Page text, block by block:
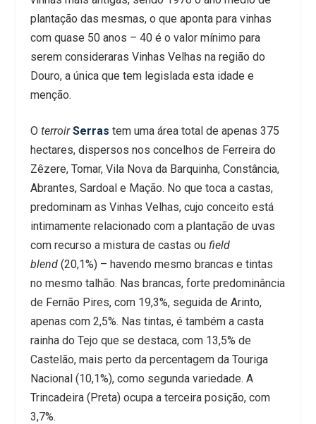
plantação das mesmas, o que aponta para vinhas
com quase 50 anos – 40 é o valor mínimo para
serem consideraras Vinhas Velhas na região do
Douro, a única que tem legislada esta idade e
menção.
O terroirSerras tem uma área total de apenas 375
hectares, dispersos nos concelhos de Ferreira do
Zêzere, Tomar, Vila Nova da Barquinha, Constância,
Abrantes, Sardoal e Mação. No que toca a castas,
predominam as Vinhas Velhas, cujo conceito está
intimamente relacionado com a plantação de uvas
com recurso a mistura de castas ou field
blend(20,1%) – havendo mesmo brancas e tintas
no mesmo talhão. Nas brancas, forte predominância
de Fernão Pires, com 19,3%, seguida de Arinto,
apenas com 2,5%. Nas tintas, é também a casta
rainha do Tejo que se destaca, com 13,5% de
Castelão, mais perto da percentagem da Touriga
Nacional (10,1%), como segunda variedade. A
Trincadeira (Preta) ocupa a terceira posição, com
3,7%.